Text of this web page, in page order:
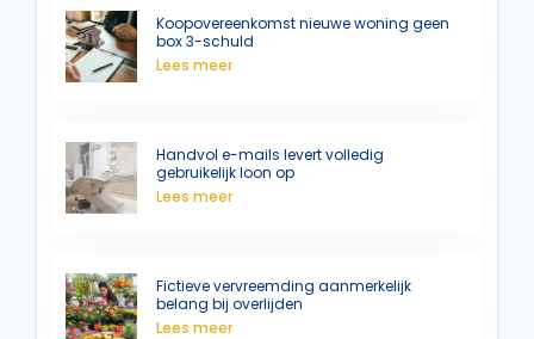
Koopovereenkomst nieuwe woning geen
box 3-schuld
Lees meer
Handvol e-mails levert volledig
gebruikelijk loon op
Lees meer
Fictieve vervreemding aanmerkelijk
belang bij overlijden
Lees meer